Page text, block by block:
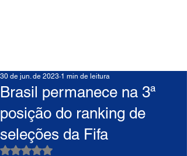
Brasil permanece na 3ª
posição do ranking de
seleções da Fifa
30 de jun. de 2023 1 min de leitura
Avaliado com NaN de 5 estrelas.